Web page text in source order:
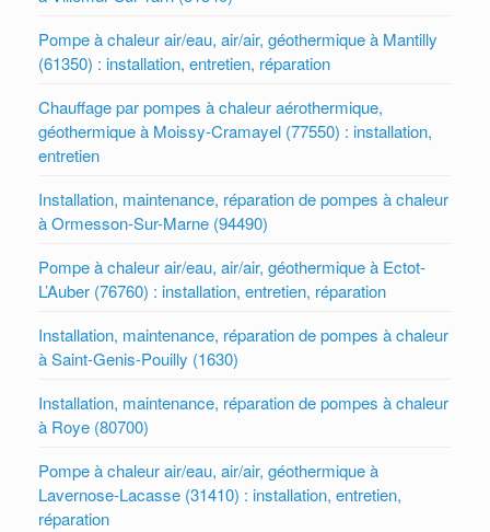
Pompe à chaleur air/eau, air/air, géothermique à Mantilly
(61350) : installation, entretien, réparation
Chauffage par pompes à chaleur aérothermique,
géothermique à Moissy-Cramayel (77550) : installation,
entretien
Installation, maintenance, réparation de pompes à chaleur
à Ormesson-Sur-Marne (94490)
Pompe à chaleur air/eau, air/air, géothermique à Ectot-
L’Auber (76760) : installation, entretien, réparation
Installation, maintenance, réparation de pompes à chaleur
à Saint-Genis-Pouilly (1630)
Installation, maintenance, réparation de pompes à chaleur
à Roye (80700)
Pompe à chaleur air/eau, air/air, géothermique à
Lavernose-Lacasse (31410) : installation, entretien,
réparation